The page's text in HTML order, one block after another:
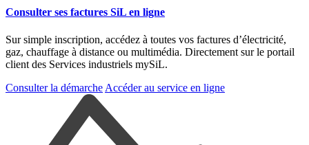
Consulter ses factures SiL en ligne
Sur simple inscription, accédez à toutes vos factures d’électricité,
gaz, chauffage à distance ou multimédia. Directement sur le portail
client des Services industriels mySiL.
Consulter la démarche Accéder au service en ligne